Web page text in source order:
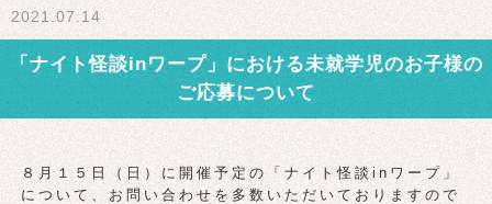
2021.07.14
「ナイト怪談inワープ」における未就学児のお子様の
ご応募について
８月１５日（日）に開催予定の「ナイト怪談inワープ」
について、お問い合わせを多数いただいておりますので